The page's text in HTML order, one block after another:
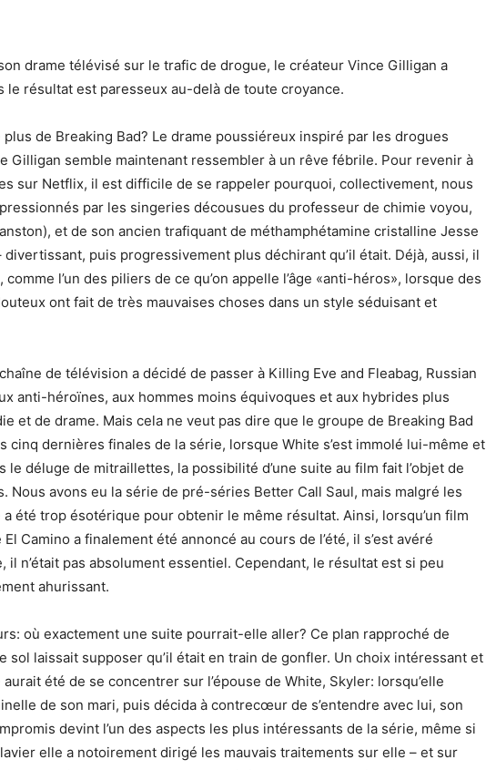
drame télévisé sur le trafic de drogue, le créateur Vince Gilligan a
le résultat est paresseux au-delà de toute croyance.
de Breaking Bad? Le drame poussiéreux inspiré par les drogues
Gilligan semble maintenant ressembler à un rêve fébrile. Pour revenir à
sur Netflix, il est difficile de se rappeler pourquoi, collectivement, nous
par les singeries décousues du professeur de chimie voyou,
et de son ancien trafiquant de méthamphétamine cristalline Jesse
divertissant, puis progressivement plus déchirant qu’il était. Déjà, aussi, il
l’un des piliers de ce qu’on appelle l’âge «anti-héros», lorsque des
ont fait de très mauvaises choses dans un style séduisant et
de télévision a décidé de passer à Killing Eve and Fleabag, Russian
anti-héroïnes, aux hommes moins équivoques et aux hybrides plus
et de drame. Mais cela ne veut pas dire que le groupe de Breaking Bad
cinq dernières finales de la série, lorsque White s’est immolé lui-même et
le déluge de mitraillettes, la possibilité d’une suite au film fait l’objet de
Nous avons eu la série de pré-séries Better Call Saul, mais malgré les
été trop ésotérique pour obtenir le même résultat. Ainsi, lorsqu’un film
Camino a finalement été annoncé au cours de l’été, il s’est avéré
il n’était pas absolument essentiel. Cependant, le résultat est si peu
ahurissant.
où exactement une suite pourrait-elle aller? Ce plan rapproché de
sol laissait supposer qu’il était en train de gonfler. Un choix intéressant et
été de se concentrer sur l’épouse de White, Skyler: lorsqu’elle
de son mari, puis décida à contrecœur de s’entendre avec lui, son
devint l’un des aspects les plus intéressants de la série, même si
elle a notoirement dirigé les mauvais traitements sur elle – et sur